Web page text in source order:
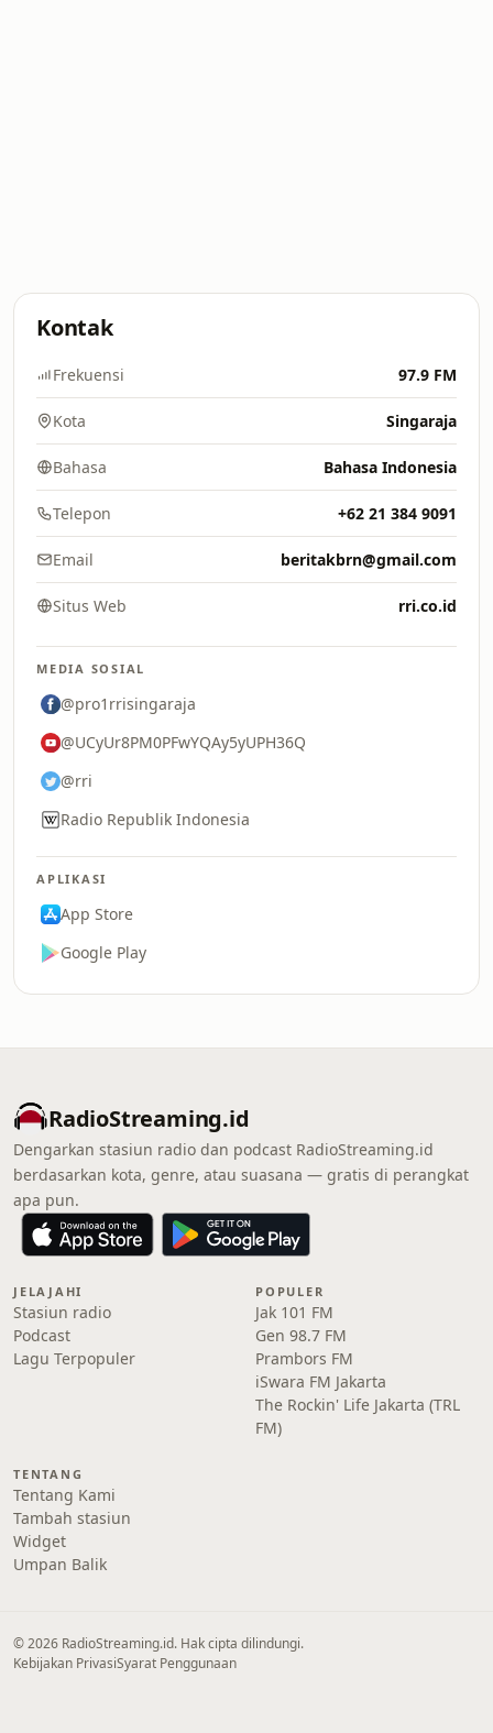
Kontak
Frekuensi 97.9 FM
Kota Singaraja
Bahasa Bahasa Indonesia
Telepon +62 21 384 9091
Email beritakbrn@gmail.com
Situs Web rri.co.id
MEDIA SOSIAL
@pro1rrisingaraja
@UCyUr8PM0PFwYQAy5yUPH36Q
@rri
Radio Republik Indonesia
APLIKASI
App Store
Google Play
RadioStreaming.id
Dengarkan stasiun radio dan podcast RadioStreaming.id
berdasarkan kota, genre, atau suasana — gratis di perangkat
apa pun.
JELAJAHI
Stasiun radio
Podcast
Lagu Terpopuler
POPULER
Jak 101 FM
Gen 98.7 FM
Prambors FM
iSwara FM Jakarta
The Rockin' Life Jakarta (TRL
FM)
TENTANG
Tentang Kami
Tambah stasiun
Widget
Umpan Balik
© 2026 RadioStreaming.id. Hak cipta dilindungi.
Kebijakan PrivasiSyarat Penggunaan